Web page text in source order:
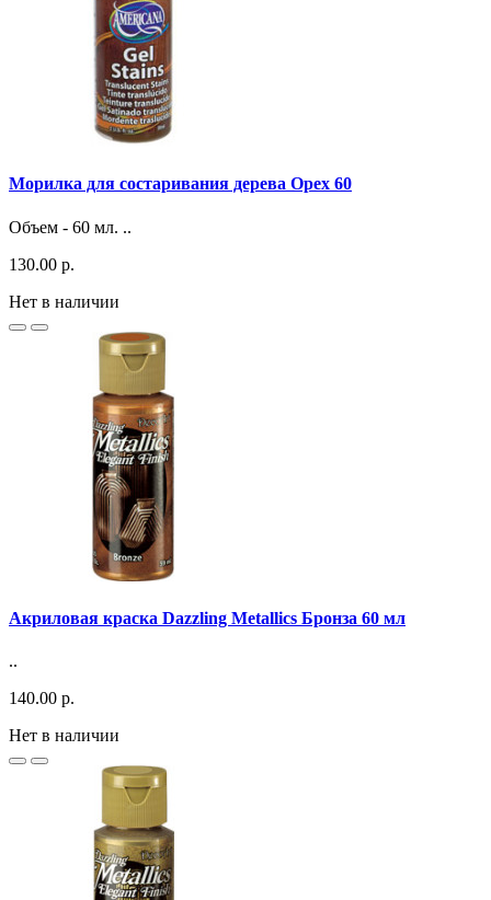
Морилка для состаривания дерева Орех 60
Объем - 60 мл. ..
130.00 р.
Нет в наличии
Акриловая краска Dazzling Metallics Бронза 60 мл
..
140.00 р.
Нет в наличии